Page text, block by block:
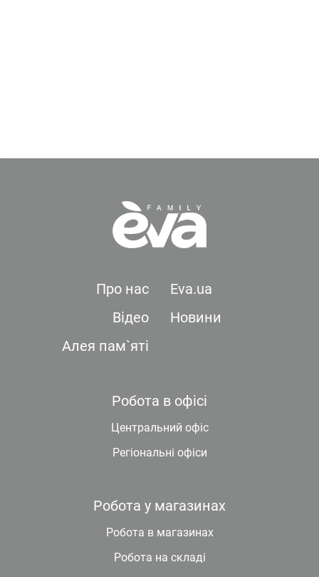
Про нас
Eva.ua
Відео
Новини
Алея пам`яті
Робота в офісі
Центральний офіс
Регіональні офіси
Робота у магазинах
Робота в магазинах
Робота на складі